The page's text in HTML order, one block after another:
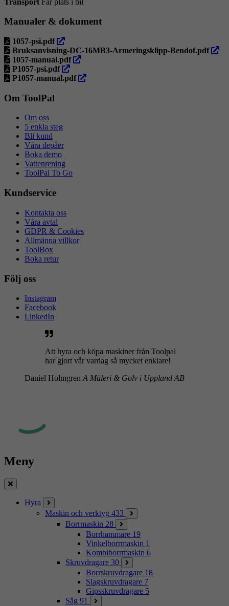
Manualer & dokument
1057-psi.pdf öppna
i
ny
flik
Bruksanvisning-DC-16MB3-Armeringsklipp-Bendof.pdf
1057-manual.pdf öppna
ny
P1057-psi.pdf öppna
i
P1057-manual.pdf öppna
Om ToolPal
Om oss
5 enkla steg
Bli kund
Våra depåer
Boka demo
Vattenrening
ToolPal To Go
Kundservice
Kontakta oss
Våra avtal
GDPR & Cookies
Allmänna villkor
ToolBox
Boka retur
Följ oss
Instagram
Facebook
LinkedIn
Att hyra och köpa maskiner från Toolpal
har gjort vår vardag så mycket enklare!
Daniel Holmgren A Måleri & Golv i Uppland AB
Meny
Stäng
Hyra
Maskin och verktyg 433
Borrmaskin 28
Borrhammare 19
Vinkelborrmaskin 1
Kombiborrmaskin 6
Skruvdragare 30
Borrskruvdragare 18
Slagskruvdragare 7
Gipsskruvdragare 5
Såg 91